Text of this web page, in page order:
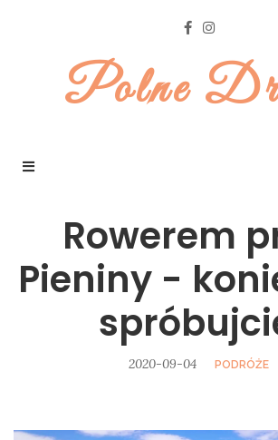
Polne
Rowerem
Pieniny -
2020-09-04 PODRÓŻE